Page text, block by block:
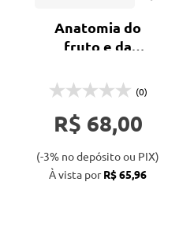
Anatomia do
fruto e da
(0)
R$ 68,00
(-3% no depósito ou PIX)
À vista porR$ 65,96